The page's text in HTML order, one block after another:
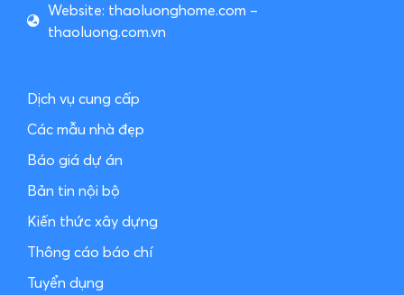
Website: thaoluonghome.com –
thaoluong.com.vn
Dịch vụ cung cấp
Các mẫu nhà đẹp
Báo giá dự án
Bản tin nội bộ
Kiến thức xây dựng
Thông cáo báo chí
Tuyển dụng